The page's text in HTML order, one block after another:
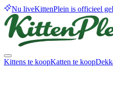
Nu liveKittenPlein is officieel
Kittens te koopKatten te koop